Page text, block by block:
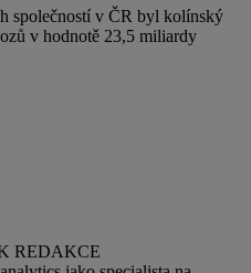
společností v ČR byl kolínský
v hodnotě 23,5 miliardy
REDAKCE